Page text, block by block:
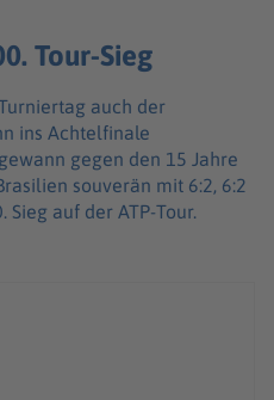
Tour-Sieg
auch der
ins Achtelfinale
gegen den 15 Jahre
souverän mit 6:2, 6:2
auf der ATP-Tour.